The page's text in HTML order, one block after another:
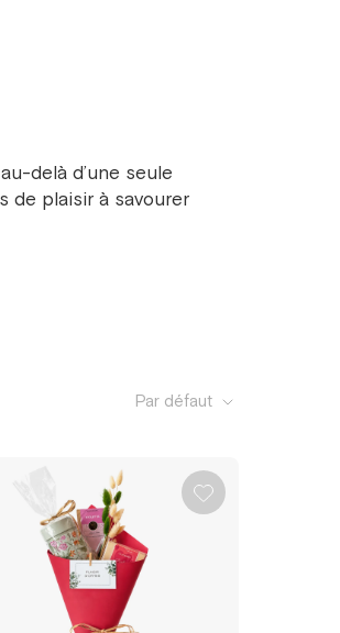
delà d’une seule
de plaisir à savourer
Par défaut